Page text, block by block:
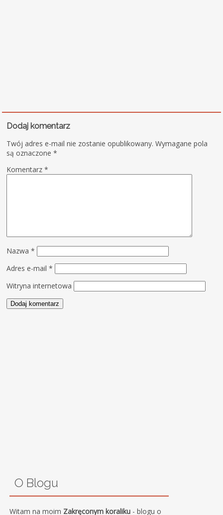
Dodaj komentarz
Twój adres e-mail nie zostanie opublikowany. Wymagane pola
są oznaczone*
Komentarz*
Nazwa*
Adres e-mail*
Witryna internetowa
O Blogu
Witam na moim Zakręconym koraliku - blogu o